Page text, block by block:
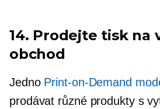
14. Prodejte tisk na
obchod
Jedno Print-on-Demand
prodávat různé produkty s